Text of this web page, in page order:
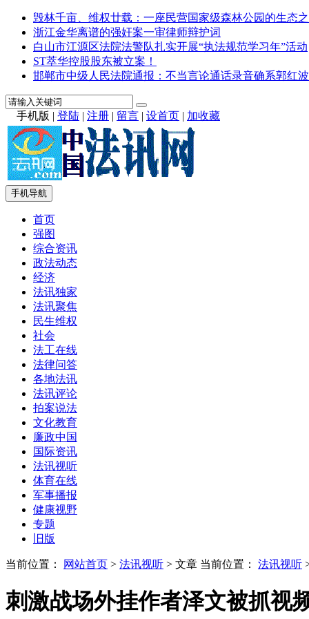
毁林千亩、维权廿载：一座民营国家级森林公园的生态
浙江金华离谱的强奸案一审律师辩护词
白山市江源区法院法警队扎实开展“执法规范学习年”活动
ST萃华控股股东被立案！
邯郸市中级人民法院通报：不当言论通话录音确系郭红
手机版 | 登陆 | 注册 | 留言 | 设首页 | 加收藏
手机导航
首页
强图
综合资讯
政法动态
经济
法讯独家
法讯聚焦
民生维权
社会
法工在线
法律问答
各地法讯
法讯评论
拍案说法
文化教育
廉政中国
国际资讯
法讯视听
体育在线
军事播报
健康视野
专题
旧版
当前位置： 网站首页 > 法讯视听 > 文章 当前位置： 法讯视听
刺激战场外挂作者泽文被抓视